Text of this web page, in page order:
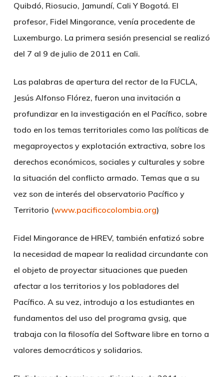
Quibdó, Riosucio, Jamundí, Cali Y Bogotá. El
profesor, Fidel Mingorance, venía procedente de
Luxemburgo. La primera sesión presencial se realizó
del 7 al 9 de julio de 2011 en Cali.
Las palabras de apertura del rector de la FUCLA,
Jesús Alfonso Flórez, fueron una invitación a
profundizar en la investigación en el Pacífico, sobre
todo en los temas territoriales como las políticas de
megaproyectos y explotación extractiva, sobre los
derechos económicos, sociales y culturales y sobre
la situación del conflicto armado. Temas que a su
vez son de interés del observatorio Pacífico y
Territorio (www.pacificocolombia.org)
Fidel Mingorance de HREV, también enfatizó sobre
la necesidad de mapear la realidad circundante con
el objeto de proyectar situaciones que pueden
afectar a los territorios y los pobladores del
Pacífico. A su vez, introdujo a los estudiantes en
fundamentos del uso del programa gvsig, que
trabaja con la filosofía del Software libre en torno a
valores democráticos y solidarios.